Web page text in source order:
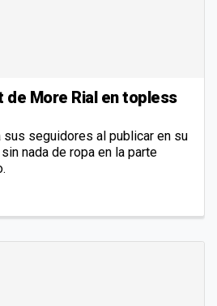
de More Rial en topless
sus seguidores al publicar en su
nada de ropa en la parte